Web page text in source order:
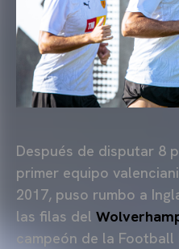
Después de disputar 8
primer equipo
2017, puso rumbo a
las filas del
campeón de la Football